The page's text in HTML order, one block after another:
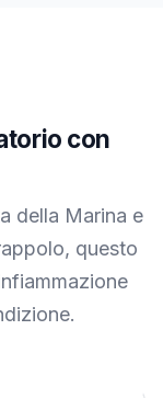
con
della Marina e
questo